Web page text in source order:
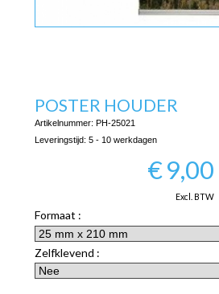
POSTER HOUDER
Artikelnummer: PH-25021
Leveringstijd: 5 - 10 werkdagen
€9,00
Excl. BTW
Formaat :
Zelfklevend :